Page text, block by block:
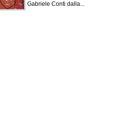
Gabriele Conti dalla...